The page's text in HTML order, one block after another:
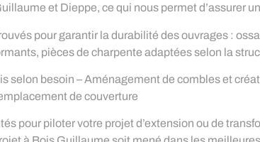
et Dieppe, ce qui nous permet d’assurer
pour garantir la durabilité des ouvrages :
pièces de charpente adaptées selon la
selon besoin – Aménagement de combles et
de couverture
pour piloter votre projet d’extension ou de